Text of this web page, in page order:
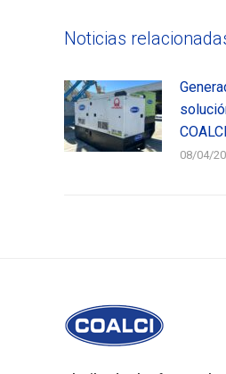
Noticias
COALCI
08/04/